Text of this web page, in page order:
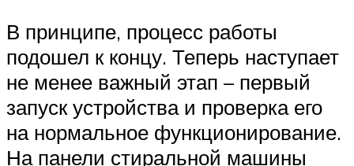
В принципе, процесс работы
подошел к концу. Теперь наступает
не менее важный этап – первый
запуск устройства и проверка его
на нормальное функционирование.
На панели стиральной машины